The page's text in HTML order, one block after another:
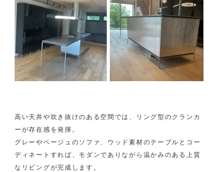
高い天井や吹き抜けのある空間では、リング型のクランカ
ーが存在感を発揮。
グレーやベージュのソファ、ウッド素材のテーブルとコー
ディネートすれば、モダンでありながら温かみのある上質
なリビングが完成します。